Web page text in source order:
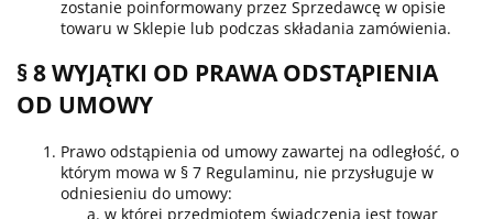
zostanie poinformowany przez Sprzedawcę w opisie
towaru w Sklepie lub podczas składania zamówienia.
§ 8 WYJĄTKI OD PRAWA ODSTĄPIENIA
OD UMOWY
Prawo odstąpienia od umowy zawartej na odległość, o
którym mowa w § 7 Regulaminu, nie przysługuje w
odniesieniu do umowy:
w której przedmiotem świadczenia jest towar